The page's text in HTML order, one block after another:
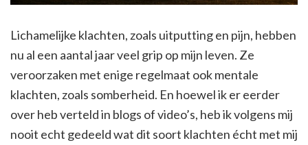
Lichamelijke klachten, zoals uitputting en pijn, hebben
nu al een aantal jaar veel grip op mijn leven. Ze
veroorzaken met enige regelmaat ook mentale
klachten, zoals somberheid. En hoewel ik er eerder
over heb verteld in blogs of video’s, heb ik volgens mij
nooit echt gedeeld wat dit soort klachten écht met mij